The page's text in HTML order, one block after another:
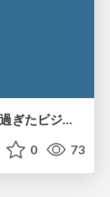
【失敗談として】仮説検証が足りなさ過ぎたビジコン
0 73